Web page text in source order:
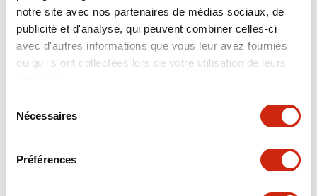
notre site avec nos partenaires de médias sociaux, de
publicité et d'analyse, qui peuvent combiner celles-ci
avec d'autres informations que vous leur avez fournies
ou qu'ils ont collectées lors de votre utilisation de leurs
Nécessaires
Préférences
SLC-3PH2-S-PK
Sélectionner la quantité